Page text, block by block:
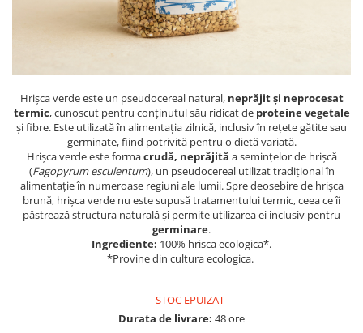
PRODUSE ECO / ORGANICE
PRODUSE ROMÂNEȘTI
COSMETICE
REMEDII NATURISTE
TOATE PRODUSELE
Hrișca verde este un pseudocereal natural, neprăjit și neprocesat
termic, cunoscut pentru conținutul său ridicat de proteine vegetale
și fibre. Este utilizată în alimentația zilnică, inclusiv în rețete gătite sau
germinate, fiind potrivită pentru o dietă variată.
Hrișca verde este formacrudă, neprăjită a semințelor de hrișcă
(Fagopyrum esculentum), un pseudocereal utilizat tradițional în
alimentație în numeroase regiuni ale lumii. Spre deosebire de hrișca
brună, hrișca verde nu este supusă tratamentului termic, ceea ce îi
păstrează structura naturală și permite utilizarea ei inclusiv pentru
germinare.
Ingrediente: 100% hrisca ecologica*.
*Provine din cultura ecologica.
STOC EPUIZAT
Durata de livrare: 48 ore